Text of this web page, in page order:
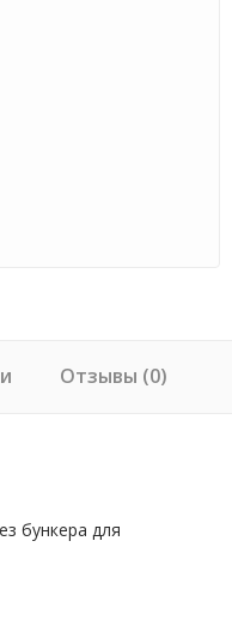
Отзывы (0)
бункера для